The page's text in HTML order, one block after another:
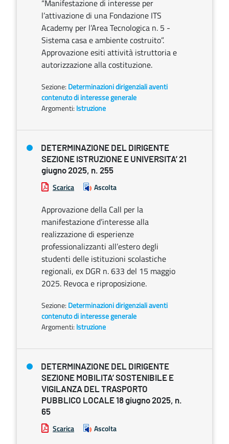
“Manifestazione di interesse per
l’attivazione di una Fondazione ITS
Academy per l’Area Tecnologica n. 5 -
Sistema casa e ambiente costruito”.
Approvazione esiti attività istruttoria e
autorizzazione alla costituzione.
Sezione: Determinazioni dirigenziali aventi
contenuto di interesse generale
Argomenti: Istruzione
DETERMINAZIONE DEL DIRIGENTE
SEZIONE ISTRUZIONE E UNIVERSITA’ 21
giugno 2025, n. 255
Scarica Ascolta
Approvazione della Call per la
manifestazione d’interesse alla
realizzazione di esperienze
professionalizzanti all’estero degli
studenti delle istituzioni scolastiche
regionali, ex DGR n. 633 del 15 maggio
2025. Revoca e riproposizione.
Sezione: Determinazioni dirigenziali aventi
contenuto di interesse generale
Argomenti: Istruzione
DETERMINAZIONE DEL DIRIGENTE
SEZIONE MOBILITA’ SOSTENIBILE E
VIGILANZA DEL TRASPORTO
PUBBLICO LOCALE 18 giugno 2025, n.
65
Scarica Ascolta